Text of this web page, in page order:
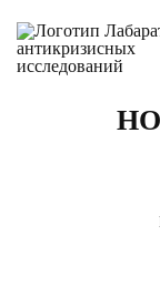
Главная